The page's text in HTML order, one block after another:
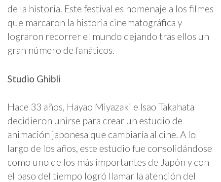
de la historia. Este festival es homenaje a los filmes
que marcaron la historia cinematográfica y
lograron recorrer el mundo dejando tras ellos un
gran número de fanáticos.
Studio Ghibli
Hace 33 años, Hayao Miyazaki e Isao Takahata
decidieron unirse para crear un estudio de
animación japonesa que cambiaría al cine. A lo
largo de los años, este estudio fue consolidándose
como uno de los más importantes de Japón y con
el paso del tiempo logró llamar la atención del